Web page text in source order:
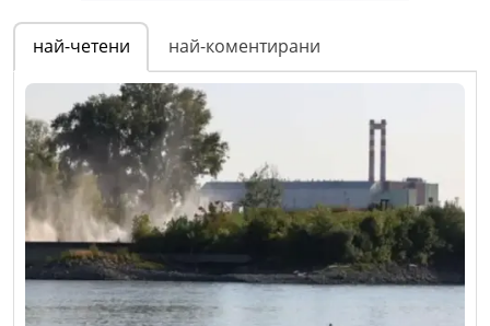
най-четени най-коментирани